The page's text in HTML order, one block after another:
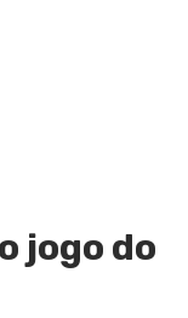
jogo do